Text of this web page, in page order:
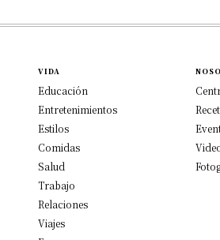
VIDA
Educación
Entretenimientos
Estilos
Comidas
Salud
Trabajo
Relaciones
Viajes